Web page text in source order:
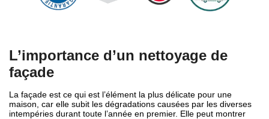
L’importance d’un nettoyage de
façade
La façade est ce qui est l’élément la plus délicate pour une
maison, car elle subit les dégradations causées par les diverses
intempéries durant toute l’année en premier. Elle peut montrer